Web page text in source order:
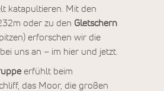
katapultieren. Mit den
oder zu den Gletschern
erforschen wir die
uns an – im hier und jetzt.
erfühlt beim
das Moor, die großen